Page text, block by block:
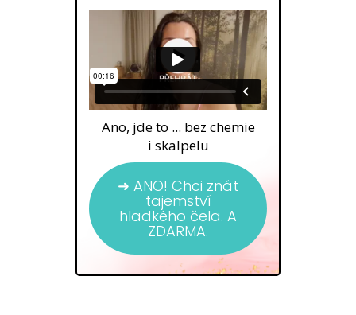
Ano, jde to ... bez chemie
i skalpelu
➜ ANO! Chci znát
tajemství
hladkého čela. A
ZDARMA.